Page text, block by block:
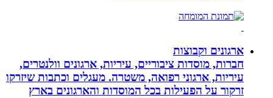
ארגונים וקבוצות
חברות, מוסדות ציבוריים, עיריות, ארגונים וולנטרים,
עיריות, ארגוני רפואה, משטרה. מעגלים וכתבות שיזרקו
זרקור על הפעילות בכל המוסדות והארגונים בארץ